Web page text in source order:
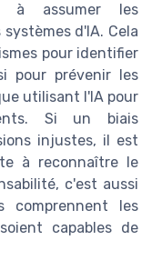
à assumer les
d'IA. Cela
pour identifier
pour prévenir les
utilisant l'IA pour
Si un biais
injustes, il est
à reconnaître le
c'est aussi
comprennent les
capables de